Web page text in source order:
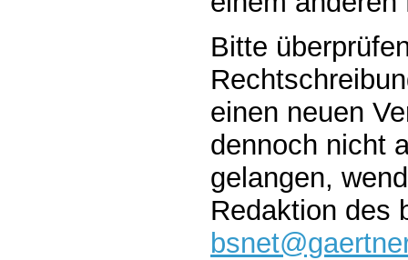
Bitte
einen neuen
dennoch nicht
gelangen,
Redaktion des